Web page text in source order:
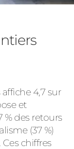
4,7 sur
et
% des retours
(37 %)
chiffres